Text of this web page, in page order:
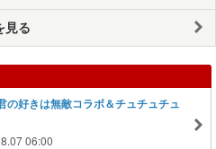
見る
好きは無敵コラボ＆チュチュチュ
06:00